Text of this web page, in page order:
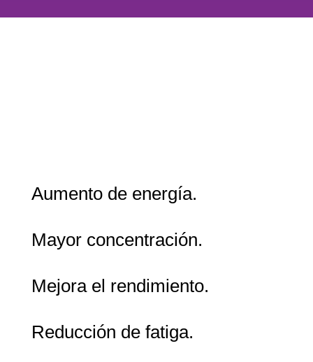
Aumento de energía.
Mayor concentración.
Mejora el rendimiento.
Reducción de fatiga.